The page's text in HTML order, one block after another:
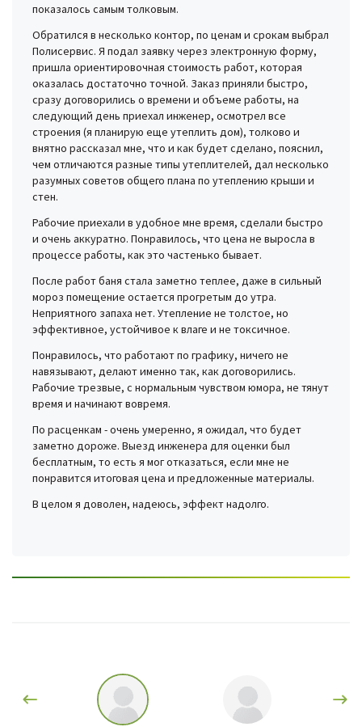
показалось самым толковым.
Обратился в несколько контор, по ценам и срокам выбрал
Полисервис. Я подал заявку через электронную форму,
пришла ориентировочная стоимость работ, которая
оказалась достаточно точной. Заказ приняли быстро,
сразу договорились о времени и объеме работы, на
следующий день приехал инженер, осмотрел все
строения (я планирую еще утеплить дом), толково и
внятно рассказал мне, что и как будет сделано, пояснил,
чем отличаются разные типы утеплителей, дал несколько
разумных советов общего плана по утеплению крыши и
стен.
Рабочие приехали в удобное мне время, сделали быстро
и очень аккуратно. Понравилось, что цена не выросла в
процессе работы, как это частенько бывает.
После работ баня стала заметно теплее, даже в сильный
мороз помещение остается прогретым до утра.
Неприятного запаха нет. Утепление не толстое, но
эффективное, устойчивое к влаге и не токсичное.
Понравилось, что работают по графику, ничего не
навязывают, делают именно так, как договорились.
Рабочие трезвые, с нормальным чувством юмора, не тянут
время и начинают вовремя.
По расценкам - очень умеренно, я ожидал, что будет
заметно дороже. Выезд инженера для оценки был
бесплатным, то есть я мог отказаться, если мне не
понравится итоговая цена и предложенные материалы.
В целом я доволен, надеюсь, эффект надолго.